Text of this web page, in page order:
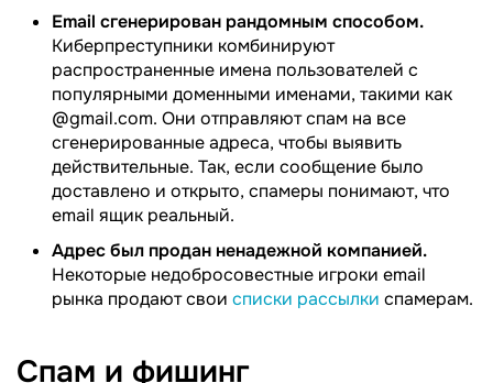
Email сгенерирован рандомным способом.
Киберпреступники комбинируют
распространенные имена пользователей с
популярными доменными именами, такими как
@gmail.com. Они отправляют спам на все
сгенерированные адреса, чтобы выявить
действительные. Так, если сообщение было
доставлено и открыто, спамеры понимают, что
email ящик реальный.
Адрес был продан ненадежной компанией.
Некоторые недобросовестные игроки email
рынка продают свои списки рассылки спамерам.
Спам и фишинг